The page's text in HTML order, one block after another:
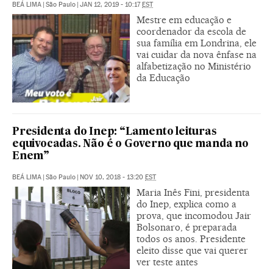
BEÁ LIMA São Paulo JAN 12, 2019 - 10:17 EST
Mestre em educação e
coordenador da escola de
sua família em Londrina, ele
vai cuidar da nova ênfase na
alfabetização no Ministério
da Educação
Presidenta do Inep: “Lamento leituras
equivocadas. Não é o Governo que manda no
Enem”
BEÁ LIMA São Paulo NOV 10, 2018 - 13:20 EST
Maria Inês Fini, presidenta
do Inep, explica como a
prova, que incomodou Jair
Bolsonaro, é preparada
todos os anos. Presidente
eleito disse que vai querer
ver teste antes